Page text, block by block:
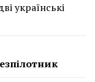
українські